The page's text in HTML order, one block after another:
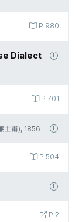
P.980
Dialect
P.701
士甫), 1856
P.504
P.2